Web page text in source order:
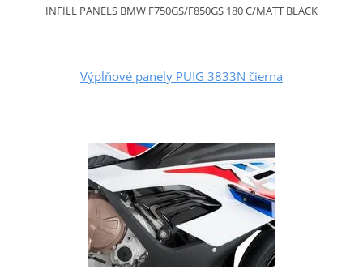
INFILL PANELS BMW F750GS/F850GS 180 C/MATT BLACK
Výplňové panely PUIG 3833N čierna